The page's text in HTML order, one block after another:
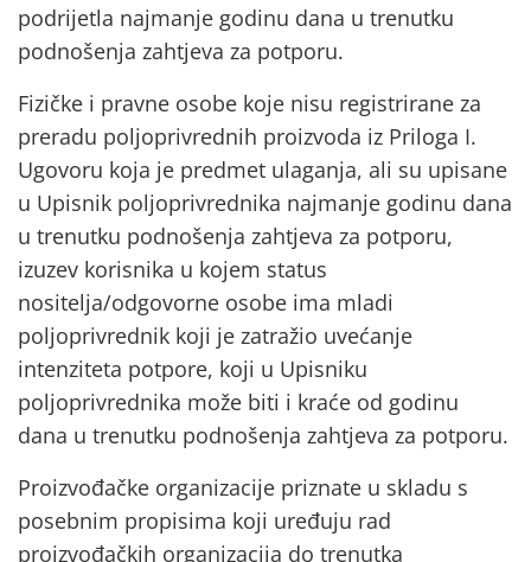
podrijetla najmanje godinu dana u trenutku
podnošenja zahtjeva za potporu.
Fizičke i pravne osobe koje nisu registrirane za
preradu poljoprivrednih proizvoda iz Priloga I.
Ugovoru koja je predmet ulaganja, ali su upisane
u Upisnik poljoprivrednika najmanje godinu dana
u trenutku podnošenja zahtjeva za potporu,
izuzev korisnika u kojem status
nositelja/odgovorne osobe ima mladi
poljoprivrednik koji je zatražio uvećanje
intenziteta potpore, koji u Upisniku
poljoprivrednika može biti i kraće od godinu
dana u trenutku podnošenja zahtjeva za potporu.
Proizvođačke organizacije priznate u skladu s
posebnim propisima koji uređuju rad
proizvođačkih organizacija do trenutka